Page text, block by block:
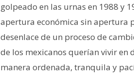
golpeado en las urnas en 1988 y
apertura económica sin apertura
desenlace de un proceso de
de los mexicanos querían vivir en
manera ordenada, tranquila y